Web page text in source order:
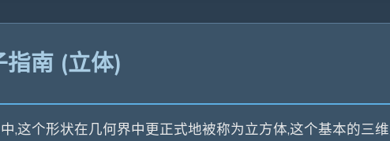
南 (立体)
,这个形状在几何界中更正式地被称为立方体,这个基本的三